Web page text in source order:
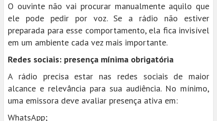
O ouvinte não vai procurar manualmente aquilo que
ele pode pedir por voz. Se a rádio não estiver
preparada para esse comportamento, ela fica invisível
em um ambiente cada vez mais importante.
Redes sociais: presença mínima obrigatória
A rádio precisa estar nas redes sociais de maior
alcance e relevância para sua audiência. No mínimo,
uma emissora deve avaliar presença ativa em:
WhatsApp;